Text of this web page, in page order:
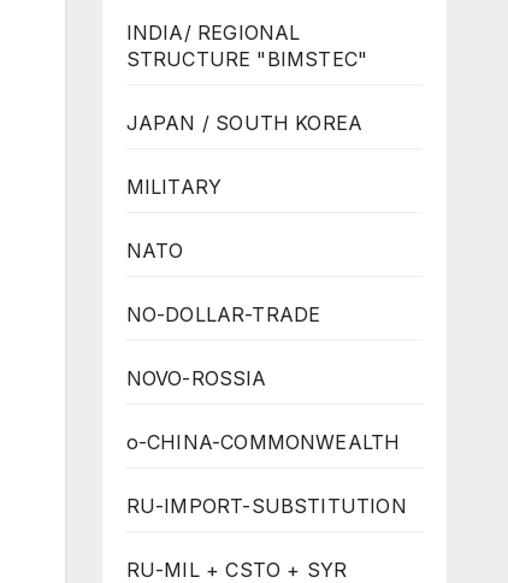
INDIA/ REGIONAL
STRUCTURE "BIMSTEC"
JAPAN / SOUTH KOREA
MILITARY
NATO
NO-DOLLAR-TRADE
NOVO-ROSSIA
o-CHINA-COMMONWEALTH
RU-IMPORT-SUBSTITUTION
RU-MIL + CSTO + SYR